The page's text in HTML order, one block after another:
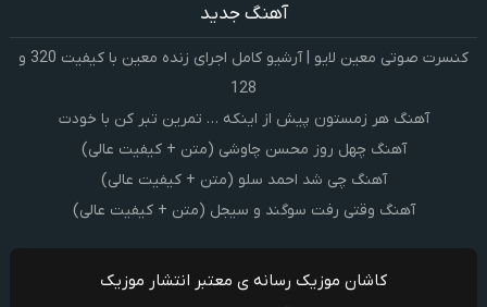
آهنگ جدید
کنسرت صوتی معین لایو | آرشیو کامل اجرای زنده معین با کیفیت 320 و
128
آهنگ هر زمستون پیش از اینکه … تمرین تبر کن با خودت
آهنگ چهل روز محسن چاوشی (متن + کیفیت عالی)
آهنگ چی شد احمد سلو (متن + کیفیت عالی)
آهنگ وقتی رفت سوگند و سیجل (متن + کیفیت عالی)
کاشان موزیک رسانه ی معتبر انتشار موزیک